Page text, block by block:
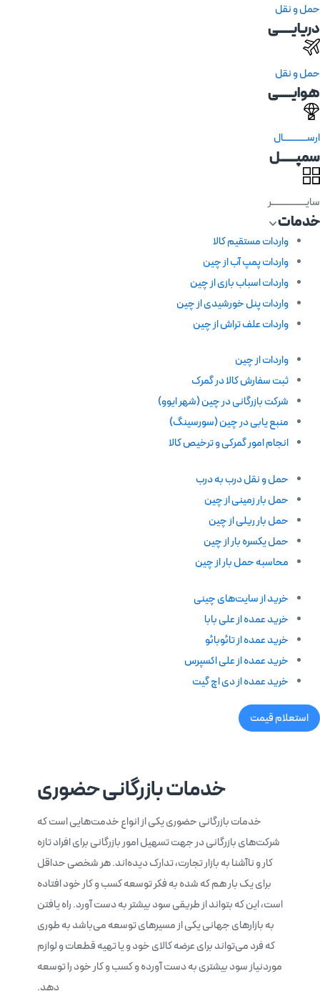
حمل و نقل
دریایــــــی
حمل و نقل
هوایــــــی
ارســـــــــــال
سمپـــــــل
سایــــــــــــــــر
خدمات
واردات مستقیم کالا
واردات پمپ آب از چین
واردات اسباب بازی از چین
واردات پنل خورشیدی از چین
واردات علف تراش از چین
واردات از چین
ثبت سفارش کالا در گمرک
شرکت بازرگانی در چین (شهر ایوو)
منبع یابی در چین (سورسینگ)
انجام امور گمرکی و ترخیص کالا
حمل و نقل درب به درب
حمل بار زمینی از چین
حمل بار ریلی از چین
حمل یکسره بار از چین
محاسبه حمل بار از چین
خرید از سایت‌های چینی
خرید عمده از علی بابا
خرید عمده از تائوبائو
خرید عمده از علی اکسپرس
خرید عمده از دی اچ گیت
استعلام قیمت
خدمات بازرگانی حضوری
خدمات بازرگانی حضوری یکی از انواع خدمت‌هایی است که
شرکت‌های بازرگانی در جهت تسهیل امور بازرگانی برای افراد تازه
کار و ناآشنا به بازار تجارت، تدارک دیده‌اند. هر شخصی حداقل
برای یک بار هم که شده به فکر توسعه کسب و کار خود افتاده
است، این که بتواند از طریقی سود بیشتر به دست آورد. راه یافتن
به بازارهای جهانی یکی از مسیرهای توسعه می‌باشد به طوری
که فرد می‌تواند برای عرضه کالای خود و یا تهیه قطعات و لوازم
موردنیاز سود بیشتری به دست آورده و کسب و کار خود را توسعه
دهد.